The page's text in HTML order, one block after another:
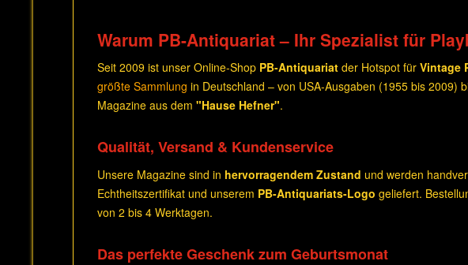
Warum PB-Antiquariat – Ihr Spezialist für
Seit 2009 ist unser Online-Shop PB-Antiquariat der Hotspot für Vintage
größte Sammlung in Deutschland – von USA-Ausgaben (1955 bis 2009)
Magazine aus dem "Hause Hefner".
Qualität, Versand & Kundenservice
Unsere Magazine sind in hervorragendem Zustand und werden
Echtheitszertifikat und unserem PB-Antiquariats-Logo geliefert.
von 2 bis 4 Werktagen.
Das perfekte Geschenk zum Geburtsmonat